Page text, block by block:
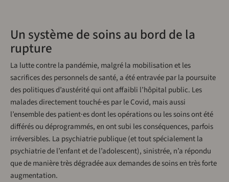
Un système de soins au bord de la
rupture
La lutte contre la pandémie, malgré la mobilisation et les
sacrifices des personnels de santé, a été entravée par la poursuite
des politiques d’austérité qui ont affaibli l’hôpital public. Les
malades directement touché·es par le Covid, mais aussi
l’ensemble des patient·es dont les opérations ou les soins ont été
différés ou déprogrammés, en ont subi les conséquences, parfois
irréversibles. La psychiatrie publique (et tout spécialement la
psychiatrie de l’enfant et de l’adolescent), sinistrée, n’a répondu
que de manière très dégradée aux demandes de soins en très forte
augmentation.